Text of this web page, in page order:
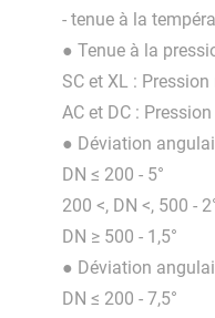
- tenue à la
● Tenue à la
SC et XL :
AC et DC :
● Déviation
DN ≤ 200 - 5°
200 <, DN <, 500 -
DN ≥ 500 - 1,5°
● Déviation
DN ≤ 200 - 7,5°